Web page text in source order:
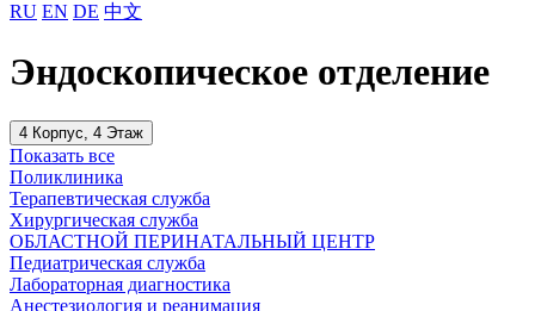
RU EN DE 中文
Эндоскопическое отделение
4 Корпус, 4 Этаж
Показать все
Поликлиника
Терапевтическая служба
Хирургическая служба
ОБЛАСТНОЙ ПЕРИНАТАЛЬНЫЙ ЦЕНТР
Педиатрическая служба
Лабораторная диагностика
Анестезиология и реанимация